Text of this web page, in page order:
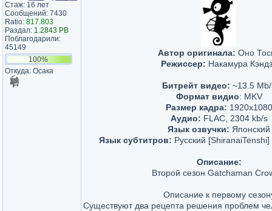
Стаж: 16 лет
Сообщений: 7430
Ratio: 817.803
Раздал: 1.2843 PB
Поблагодарили:
45149
100%
Откуда: Осака
Автор оригинала: Оно
Режиссер: Накамура
Битрейт видео: ~13.5
Формат видио: MKV
Размер кадра: 1920x1080
Аудио: FLAC, 2304 kb/s
Язык озвучки: Японский
Язык субтитров: Русский
Описание:
Второй сезон Gatchaman
Описание к первому
Существуют два рецепта решения проблем